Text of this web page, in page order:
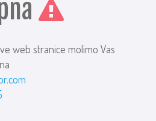
web stranice molimo Vas